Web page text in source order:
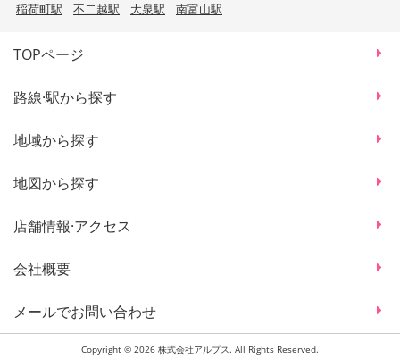
稲荷町駅 不二越駅 大泉駅 南富山駅
TOPページ
路線·駅から探す
地域から探す
地図から探す
店舗情報·アクセス
会社概要
メールでお問い合わせ
Copyright © 2026 株式会社アルプス. All Rights Reserved.